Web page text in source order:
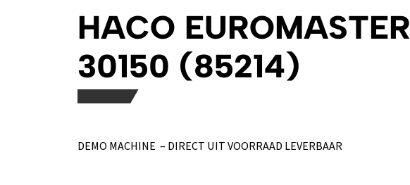
HACO EUROMASTER
30150 (85214)
DEMO MACHINE – DIRECT UIT VOORRAAD LEVERBAAR